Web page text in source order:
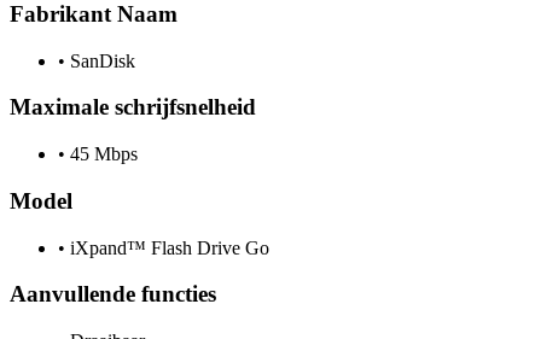
Fabrikant Naam
• SanDisk
Maximale schrijfsnelheid
• 45 Mbps
Model
• iXpand™ Flash Drive Go
Aanvullende functies